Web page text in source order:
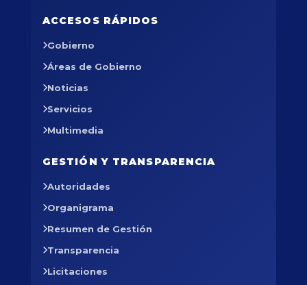
ACCESOS RÁPIDOS
Gobierno
Áreas de Gobierno
Noticias
Servicios
Multimedia
GESTIÓN Y TRANSPARENCIA
Autoridades
Organigrama
Resumen de Gestión
Transparencia
Licitaciones